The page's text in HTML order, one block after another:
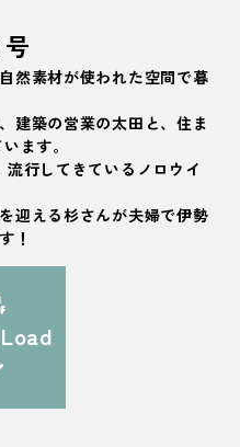
然素材が使われた空間で暮
建築の営業の太田と、住ま
ます。
流行してきているノロウイ
迎える杉さんが夫婦で伊勢
！